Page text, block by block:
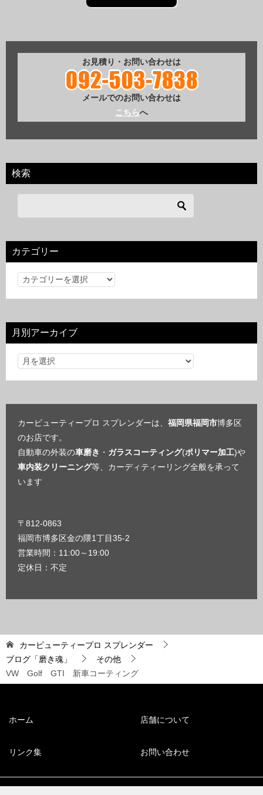
お見積り・お問い合わせは
メールでのお問い合わせは
こちらへ
検索
カテゴリー
カ
リ
ー
月別アーカイブ
カービューティープロ スプレンダーは、 福岡県福岡市博多区
のお店です。
自動車の外装の車磨き ・ ガラスコーティング(ポリマー加工)や
車内装クリーニング等、カーディティーリング全般を承って
います
〒812-0863
福岡市博多区金の隈1丁目35-2
営業時間：11:00～19:00
定休日：不定
カービューティープロ スプレンダー
ブログ「磨き魂」
その他
VW Golf GTI 新車コーティング
ホーム 店舗について
リンク集 お問い合わせ